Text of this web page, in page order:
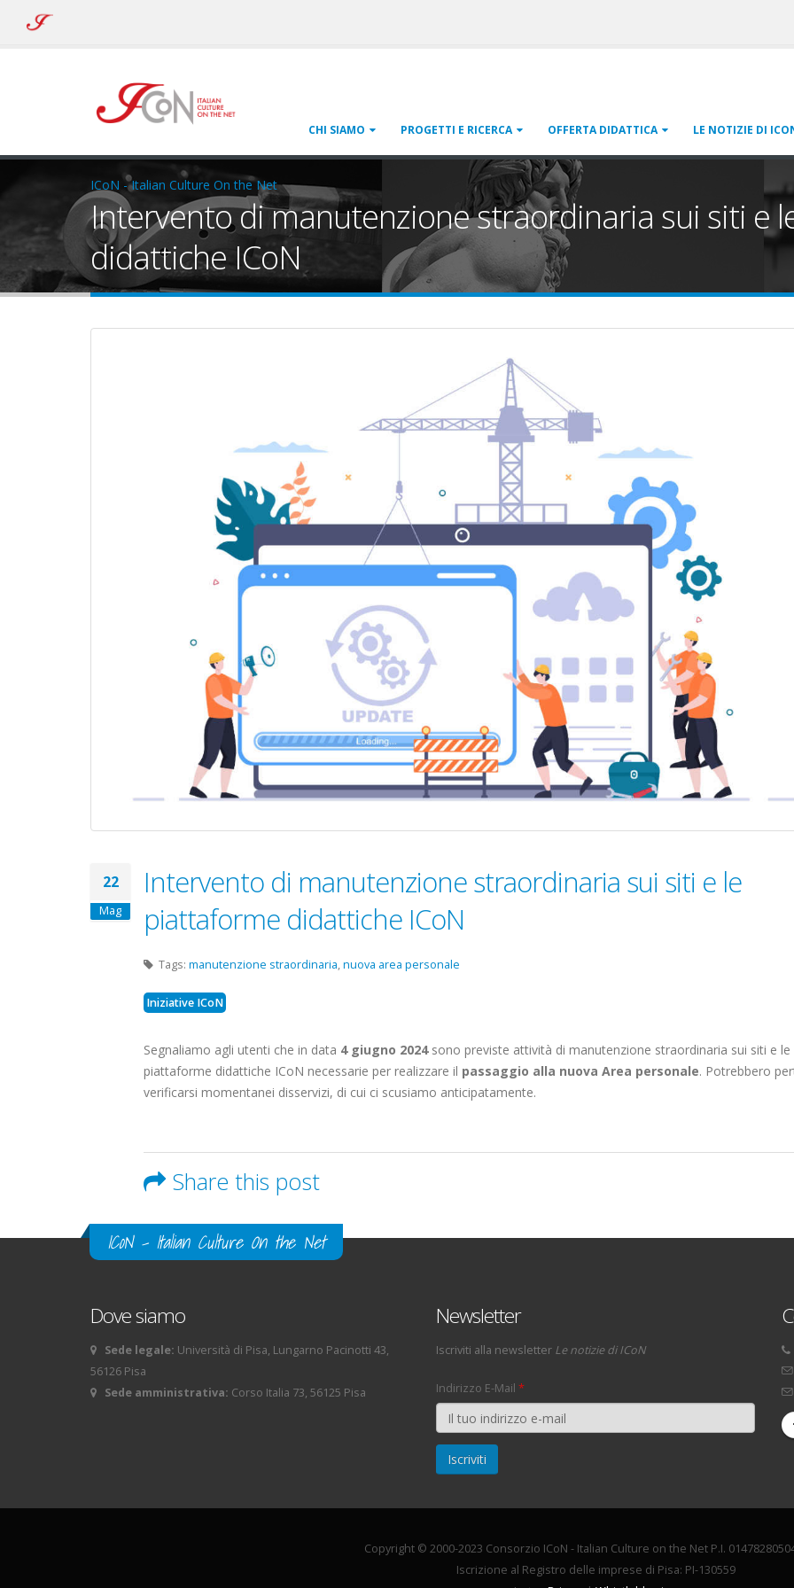
ICoN
CHI SIAMO PROGETTI E RICERCA OFFERTA DIDATTICA LE NOTIZIE DI
ICoN - Italian Culture On the Net
Intervento di manutenzione straordinaria sui siti e
didattiche ICoN
22
Mag
Intervento di manutenzione straordinaria sui siti e le
piattaforme didattiche ICoN
Tags: manutenzione straordinaria,nuova area personale
Iniziative ICoN
Segnaliamo agli utenti che in data 4 giugno 2024sono previste attività di manutenzione straordinaria sui siti e le
piattaforme didattiche ICoN necessarie per realizzare il passaggio alla nuova Area personale. Potrebbero
verificarsi momentanei disservizi, di cui ci scusiamo anticipatamente.
Share this post
ICoN - Italian Culture On the Net
Dove siamo
Sede legale: Università di Pisa, Lungarno Pacinotti 43,
56126 Pisa
Sede amministrativa: Corso Italia 73, 56125 Pisa
Newsletter
Iscriviti alla newsletter Le notizie di ICoN
Indirizzo E-Mail *
Copyright © 2000-2023 Consorzio ICoN - Italian Culture on the Net P.I.
Iscrizione al Registro delle imprese di Pisa: PI-130559